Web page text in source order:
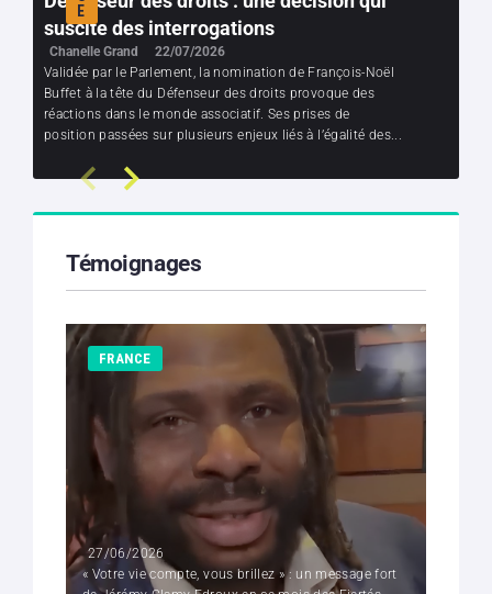
E
suscite des interrogations
Chanelle Grand
22/07/2026
Validée par le Parlement, la nomination de François-Noël
Buffet à la tête du Défenseur des droits provoque des
réactions dans le monde associatif. Ses prises de
position passées sur plusieurs enjeux liés à l’égalité des...
Témoignages
FRANCE
27/06/2026
« Votre vie compte, vous brillez » : un message fort